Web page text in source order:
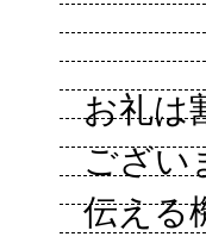
お礼は
ござい
伝える